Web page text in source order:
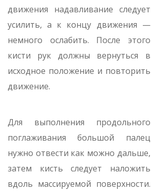
движения надавливание следует
усилить, а к концу движения —
немного ослабить. После этого
кисти рук должны вернуться в
исходное положение и повторить
движение.
Для выполнения продольного
поглаживания большой палец
нужно отвести как можно дальше,
затем кисть следует наложить
вдоль массируемой поверхности.